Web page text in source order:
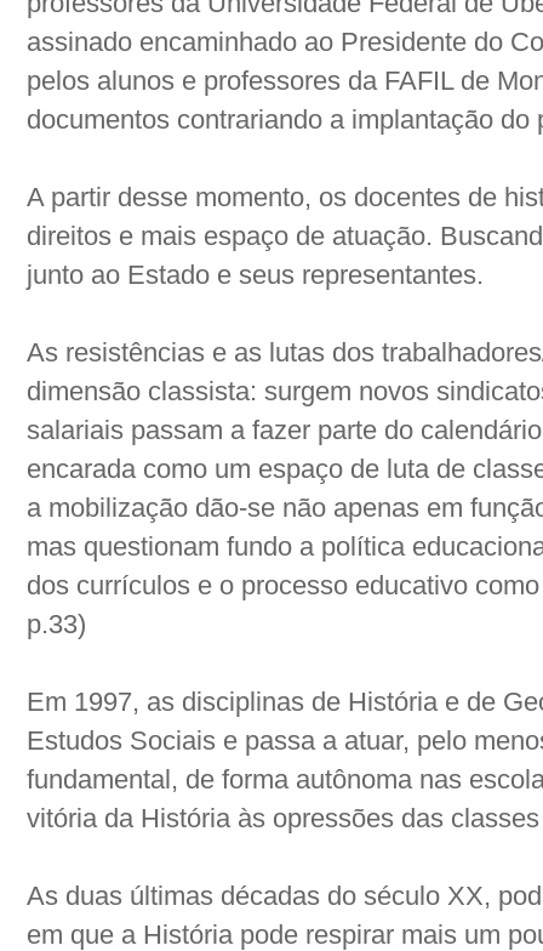
assinado encaminhado ao Presidente do
pelos alunos e professores da FAFIL de
documentos contrariando a implantação
A partir desse momento, os docentes de
direitos e mais espaço de atuação.
junto ao Estado e seus representantes.
As resistências e as lutas dos
dimensão classista: surgem novos
salariais passam a fazer parte do
encarada como um espaço de luta de
a mobilização dão-se não apenas em
mas questionam fundo a política
dos currículos e o processo educativo
p.33)
Em 1997, as disciplinas de História e de
Estudos Sociais e passa a atuar, pelo
fundamental, de forma autônoma nas
vitória da História às opressões das
As duas últimas décadas do século XX,
em que a História pode respirar mais um